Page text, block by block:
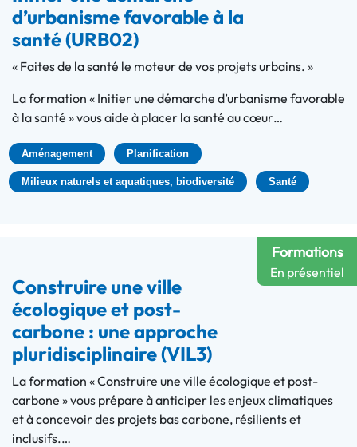
d’urbanisme favorable à la
santé (URB02)
« Faites de la santé le moteur de vos projets urbains. »
La formation « Initier une démarche d’urbanisme favorable
à la santé » vous aide à placer la santé au cœur…
Aménagement Planification
Milieux naturels et aquatiques, biodiversité Santé
Formations
En présentiel
Construire une ville
écologique et post-
carbone : une approche
pluridisciplinaire (VIL3)
La formation « Construire une ville écologique et post-
carbone » vous prépare à anticiper les enjeux climatiques
et à concevoir des projets bas carbone, résilients et
inclusifs.…